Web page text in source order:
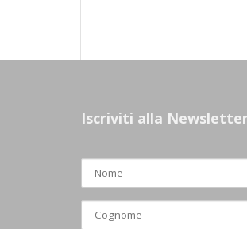
Iscriviti alla